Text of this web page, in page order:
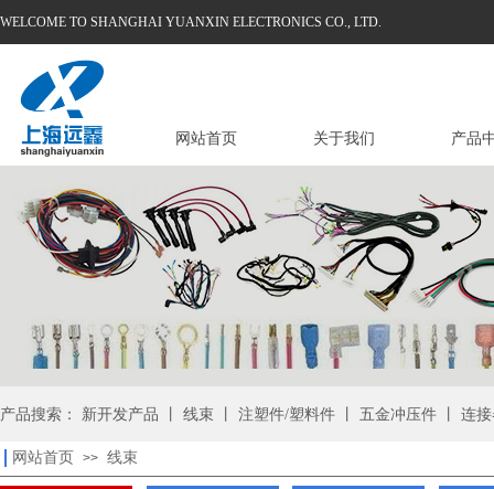
WELCOME TO SHANGHAI YUANXIN ELECTRONICS CO., LTD.
网站首页 关于我们 产品
产品搜索： 新开发产品 丨 线束 丨 注塑件/塑料件 丨 五金冲压件 丨 连
网站首页 >> 线束